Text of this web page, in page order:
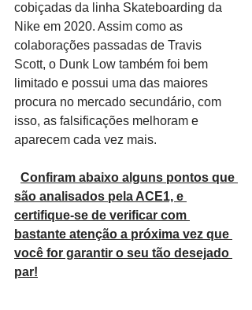
cobiçadas da linha Skateboarding da
Nike em 2020. Assim como as
colaborações passadas de Travis
Scott, o Dunk Low também foi bem
limitado e possui uma das maiores
procura no mercado secundário, com
isso, as falsificações melhoram e
aparecem cada vez mais.
Confiram abaixo alguns pontos que
são analisados pela ACE1, e
certifique-se de verificar com
bastante atenção a próxima vez que
você for garantir o seu tão desejado
par!